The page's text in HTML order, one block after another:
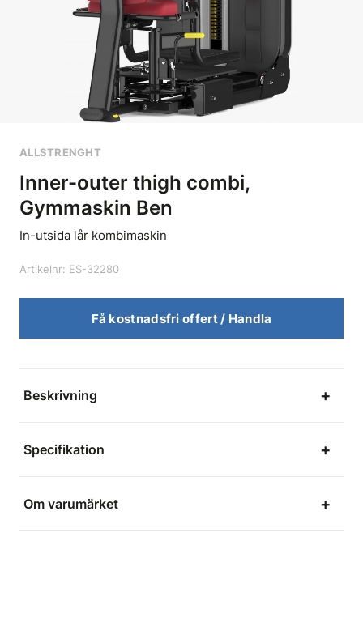
ALLSTRENGHT
Inner-outer thigh combi,
Gymmaskin Ben
In-utsida lår kombimaskin
Artikelnr: ES-32280
Få kostnadsfri offert / Handla
Beskrivning
Specifikation
Om varumärket